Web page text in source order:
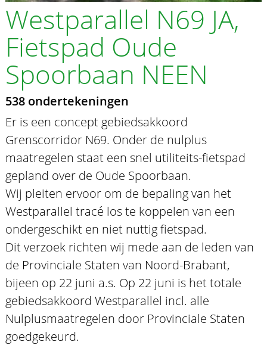
Westparallel N69 JA,
Fietspad Oude
Spoorbaan NEEN
538 ondertekeningen
Er is een concept gebiedsakkoord
Grenscorridor N69. Onder de nulplus
maatregelen staat een snel utiliteits-fietspad
gepland over de Oude Spoorbaan.
Wij pleiten ervoor om de bepaling van het
Westparallel tracé los te koppelen van een
ondergeschikt en niet nuttig fietspad.
Dit verzoek richten wij mede aan de leden van
de Provinciale Staten van Noord-Brabant,
bijeen op 22 juni a.s. Op 22 juni is het totale
gebiedsakkoord Westparallel incl. alle
Nulplusmaatregelen door Provinciale Staten
goedgekeurd.